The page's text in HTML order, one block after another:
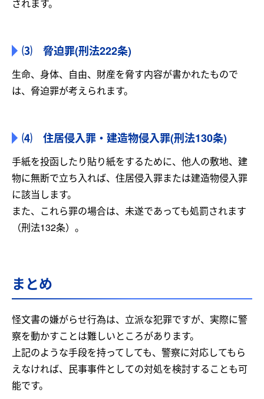
されます。
⑶ 脅迫罪(刑法222条)
生命、身体、自由、財産を脅す内容が書かれたもので
は、脅迫罪が考えられます。
⑷ 住居侵入罪・建造物侵入罪(刑法130条)
手紙を投函したり貼り紙をするために、他人の敷地、建
物に無断で立ち入れば、住居侵入罪または建造物侵入罪
に該当します。
また、これら罪の場合は、未遂であっても処罰されます
（刑法132条）。
まとめ
怪文書の嫌がらせ行為は、立派な犯罪ですが、実際に警
察を動かすことは難しいところがあります。
上記のような手段を持ってしても、警察に対応してもら
えなければ、民事事件としての対処を検討することも可
能です。